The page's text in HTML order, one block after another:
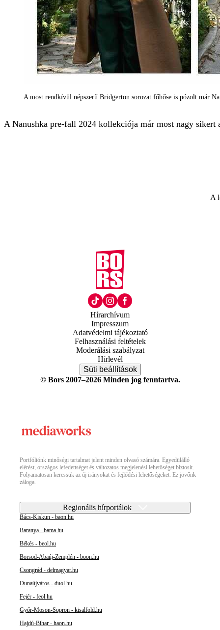
A most rendkívül népszerű Bridgerton sorozat főhőse is pózolt már
A Nanushka pre-fall 2024 kollekciója már most nagy sikert
A
Hírarchívum
Impresszum
Adatvédelmi tájékoztató
Felhasználási feltételek
Moderálási szabályzat
Hírlevél
Süti beállítások
© Bors 2007–2026 Minden jog fenntartva.
Portfóliónk minőségi tartalmat jelent minden olvasó számára. Egyedülálló
elérést, országos lefedettséget és változatos megjelenési lehetőséget biztosít.
Folyamatosan keressük az új irányokat és fejlődési lehetőségeket. Ez jövőnk
záloga.
Regionális hírportálok
Bács-Kiskun - baon.hu
Baranya - bama.hu
Békés - beol.hu
Borsod-Abaúj-Zemplén - boon.hu
Csongrád - delmagyar.hu
Dunaújváros - duol.hu
Fejér - feol.hu
Győr-Moson-Sopron - kisalfold.hu
Hajdú-Bihar - haon.hu